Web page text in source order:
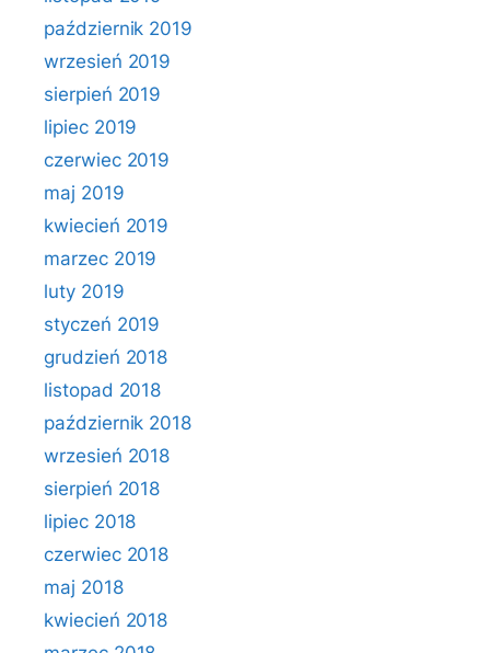
październik 2019
wrzesień 2019
sierpień 2019
lipiec 2019
czerwiec 2019
maj 2019
kwiecień 2019
marzec 2019
luty 2019
styczeń 2019
grudzień 2018
listopad 2018
październik 2018
wrzesień 2018
sierpień 2018
lipiec 2018
czerwiec 2018
maj 2018
kwiecień 2018